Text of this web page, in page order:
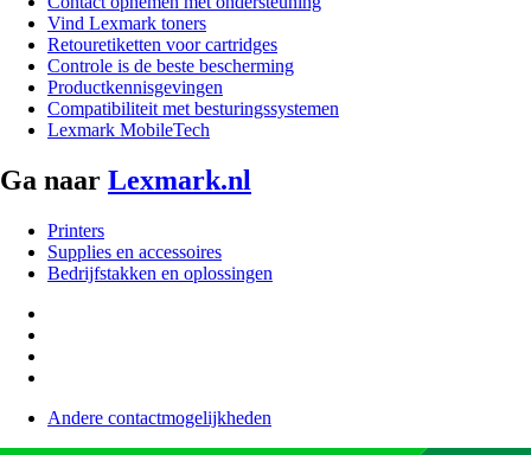
Vind Lexmark toners
Retouretiketten voor cartridges
Controle is de beste bescherming
Productkennisgevingen
Compatibiliteit met besturingssystemen
Lexmark MobileTech
Ga naar Lexmark.nl
Printers
Supplies en accessoires
Bedrijfstakken en oplossingen
Andere contactmogelijkheden